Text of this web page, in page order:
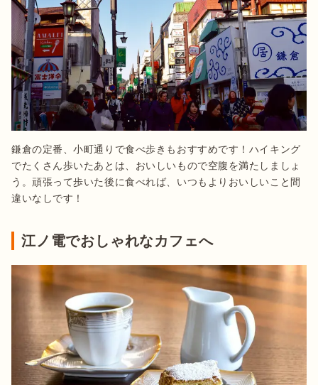
鎌倉の定番、小町通りで食べ歩きもおすすめです！ハイキング
でたくさん歩いたあとは、おいしいもので空腹を満たしましょ
う。頑張って歩いた後に食べれば、いつもよりおいしいこと間
違いなしです！
江ノ電でおしゃれなカフェへ